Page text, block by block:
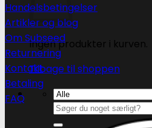
Ingen produkter i kurven.
Tilbage til shoppen
Søg
efter:
Handelsbetingelser
Artikler og blog
Om Subseed
Returnering
Kontakt
Betaling
FAQ